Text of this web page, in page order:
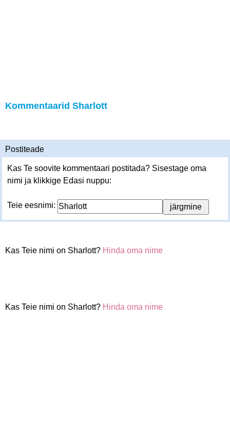
Kommentaarid Sharlott
Postiteade
Kas Te soovite kommentaari postitada? Sisestage oma
nimi ja klikkige Edasi nuppu:
Teie eesnimi:
Kas Teie nimi on Sharlott? Hinda oma nime
Kas Teie nimi on Sharlott? Hinda oma nime